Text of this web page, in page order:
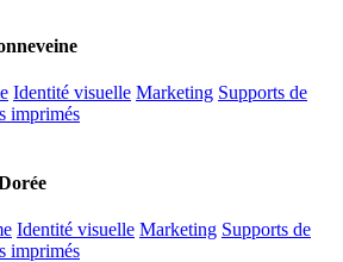
Identité visuelle Marketing Supports de
imprimés
Identité visuelle Marketing Supports de
imprimés